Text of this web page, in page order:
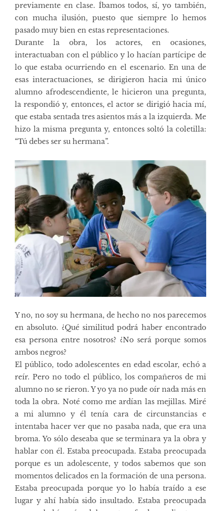
previamente en clase. Íbamos todos, sí, yo también,
con mucha ilusión, puesto que siempre lo hemos
pasado muy bien en estas representaciones.
Durante la obra, los actores, en ocasiones,
interactuaban con el público y lo hacían partícipe de
lo que estaba ocurriendo en el escenario. En una de
esas interactuaciones, se dirigieron hacia mi único
alumno afrodescendiente, le hicieron una pregunta,
la respondió y, entonces, el actor se dirigió hacia mí,
que estaba sentada tres asientos más a la izquierda. Me
hizo la misma pregunta y, entonces soltó la coletilla:
“Tú debes ser su hermana”.
Y no, no soy su hermana, de hecho no nos parecemos
en absoluto. ¿Qué similitud podrá haber encontrado
esa persona entre nosotros? ¿No será porque somos
ambos negros?
El público, todo adolescentes en edad escolar, echó a
reír. Pero no todo el público, los compañeros de mi
alumno no se rieron. Y yo ya no pude oír nada más en
toda la obra. Noté como me ardían las mejillas. Miré
a mi alumno y él tenía cara de circunstancias e
intentaba hacer ver que no pasaba nada, que era una
broma. Yo sólo deseaba que se terminara ya la obra y
hablar con él. Estaba preocupada. Estaba preocupada
porque es un adolescente, y todos sabemos que son
momentos delicados en la formación de una persona.
Estaba preocupada porque yo lo había traído a ese
lugar y ahí había sido insultado. Estaba preocupada